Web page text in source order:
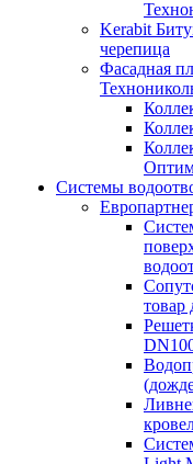
Kerabit
черепица
Фасадная
Системы
товар